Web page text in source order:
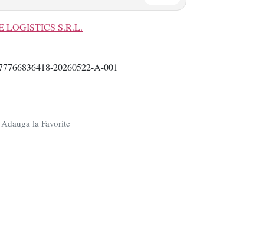
LOGISTICS S.R.L.
20260522-A-001
Adauga la Favorite